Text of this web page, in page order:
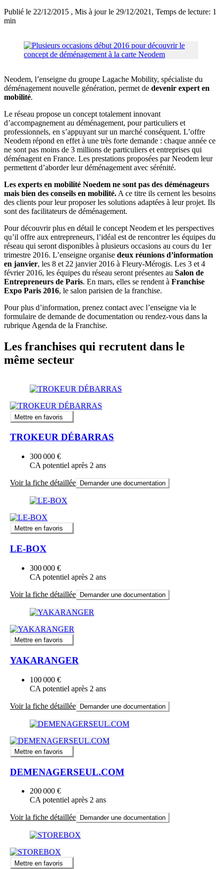
Publié le 22/12/2015 , Mis à jour le 29/12/2021, Temps de lecture: 1
min
Neodem, l’enseigne du groupe Lagache Mobility, spécialiste du
déménagement nouvelle génération, permet de devenir expert en
mobilité.
Le réseau propose un concept totalement innovant
d’accompagnement au déménagement, pour particuliers et
professionnels, en s’appuyant sur un marché conséquent. L’offre
Neodem répond en effet à une très forte demande : chaque année ce
ne sont pas moins de 3 millions de particuliers et entreprises qui
déménagent en France. Les prestations proposées par Neodem leur
permettent d’aborder leur déménagement avec sérénité.
Les experts en mobilité Noedem ne sont pas des déménageurs
mais bien des conseils en mobilité.A ce titre ils cernent les besoins
des clients pour leur proposer les solutions adaptées à leur projet. Ils
sont des facilitateurs de déménagement.
Pour découvrir plus en détail le concept Neodem et les perspectives
qu’il offre aux entrepreneurs, l’idéal est de rencontrer les équipes du
réseau qui seront disponibles à plusieurs occasions au cours du 1er
trimestre 2016. L’enseigne organise deux réunions d’information
en janvier, les 8 et 22 janvier 2016 à Fleury-Mérogis. Les 3 et 4
février 2016, les équipes du réseau seront présentes au Salon de
Entrepreneurs de Paris. En mars, elles se rendent à Franchise
Expo Paris 2016, le salon parisien de la franchise.
Pour plus d’information, prenez contact avec l’enseigne via le
formulaire de demande de documentation ou rendez-vous dans la
rubrique Agenda de la Franchise.
Les franchises qui recrutent dans le
même secteur
Mettre en favoris
TROKEUR DÉBARRAS
300 000 €
CA potentiel après 2 ans
Voir la fiche détaillée Demander une documentation
Mettre en favoris
LE-BOX
300 000 €
CA potentiel après 2 ans
Voir la fiche détaillée Demander une documentation
Mettre en favoris
YAKARANGER
100 000 €
CA potentiel après 2 ans
Voir la fiche détaillée Demander une documentation
Mettre en favoris
DEMENAGERSEUL.COM
200 000 €
CA potentiel après 2 ans
Voir la fiche détaillée Demander une documentation
Mettre en favoris